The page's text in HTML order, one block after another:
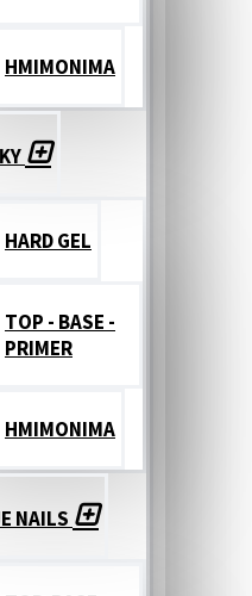
ΗΜΙΜΟΝΙΜΑ
HARD GEL
TOP - BASE -
PRIMER
ΗΜΙΜΟΝΙΜΑ
NAILS